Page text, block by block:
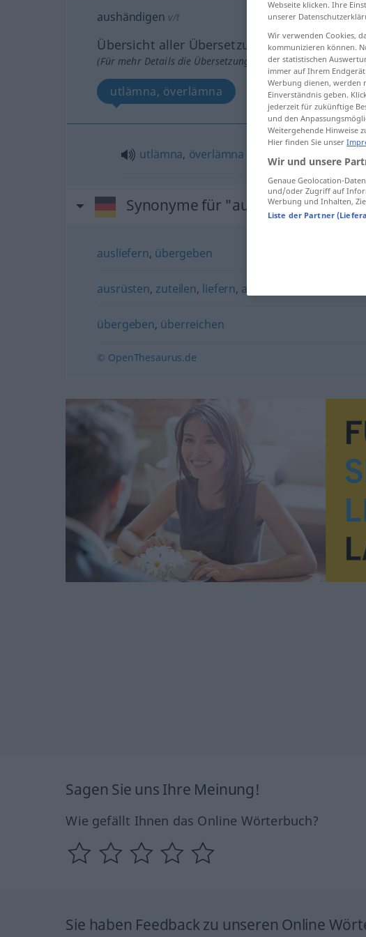
aushändigen v/t
Übersicht aller Übersetzungen
(Für mehr Details die Übersetzung anklicken/antippen)
utlämna, överlämna
utlämna, överlämna
Synonyme für "aushändigen"
ausliefern, übergeben
ausrüsten, zuteilen, liefern, ausgeben
übergeben, überreichen
© OpenThesaurus.de
Sagen Sie uns Ihre Meinung!
Wie gefällt Ihnen das Online Wörterbuch?
Sie haben Feedback zu unseren Online
Webseite klicken. Ihre
unserer
Wir verwenden Cookies,
kommunizieren können.
der statistischen
immer auf Ihrem
Werbung dienen, werden
Einverständnis geben.
jederzeit für zukünftige
und den
Weitergehende Hinweise
Hier finden Sie unser
Wir und unsere
Genaue Geolocation-
und/oder Zugriff auf
Werbung und Inhalten,
Liste der Partner